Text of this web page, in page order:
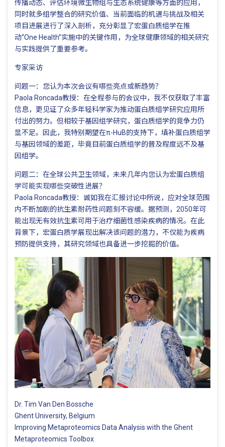
传播动态、评估环境微生物组与生态系统健康等方面的应用，
同时就多组学整合的研究价值、当前面临的机遇与挑战及相关
项目进展进行了深入剖析，充分彰显了宏蛋白质组学在推
动“One Health”实施中的关键作用，为全球健康领域的相关研究
与实践提供了重要参考。
专家采访
问题一：您认为本次会议有哪些亮点或新趋势？
Paola Roncada教授：在全程参与的会议中，我不仅获取了丰富
信息，更见证了众多年轻科学家为推动蛋白质组学研究应用所
付出的努力。但相较于基因组学研究，蛋白质组学的竞争力仍
显不足。因此，我特别期望在π-HuB的支持下，填补蛋白质组学
与基因领域的差距，毕竟目前蛋白质组学的普及程度远不及基
因组学。
问题二：在全球公共卫生领域，未来几年内您认为宏蛋白质组
学可能实现哪些突破性进展？
Paola Roncada教授：诚如我在汇报讨论中所说，应对全球范围
内不断加剧的抗生素耐药性问题刻不容缓。据预测，2050年可
能出现无有效抗生素可用于治疗细菌性感染疾病的情况。在此
背景下，宏蛋白质学展现出解决该问题的潜力，不仅能为疾病
预防提供支持，其研究领域也具备进一步挖掘的价值。
Dr. Tim Van Den Bossche
Ghent University, Belgium
Improving Metaproteomics Data Analysis with the Ghent
Metaproteomics Toolbox